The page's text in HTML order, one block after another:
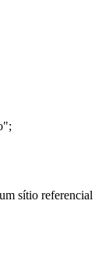
sítio referencial